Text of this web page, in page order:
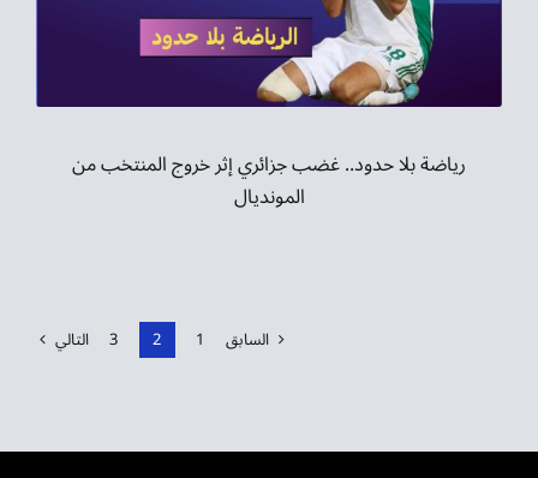
رياضة بلا حدود.. غضب جزائري إثر خروج المنتخب من
المونديال
السابق 1
2
3 التالي